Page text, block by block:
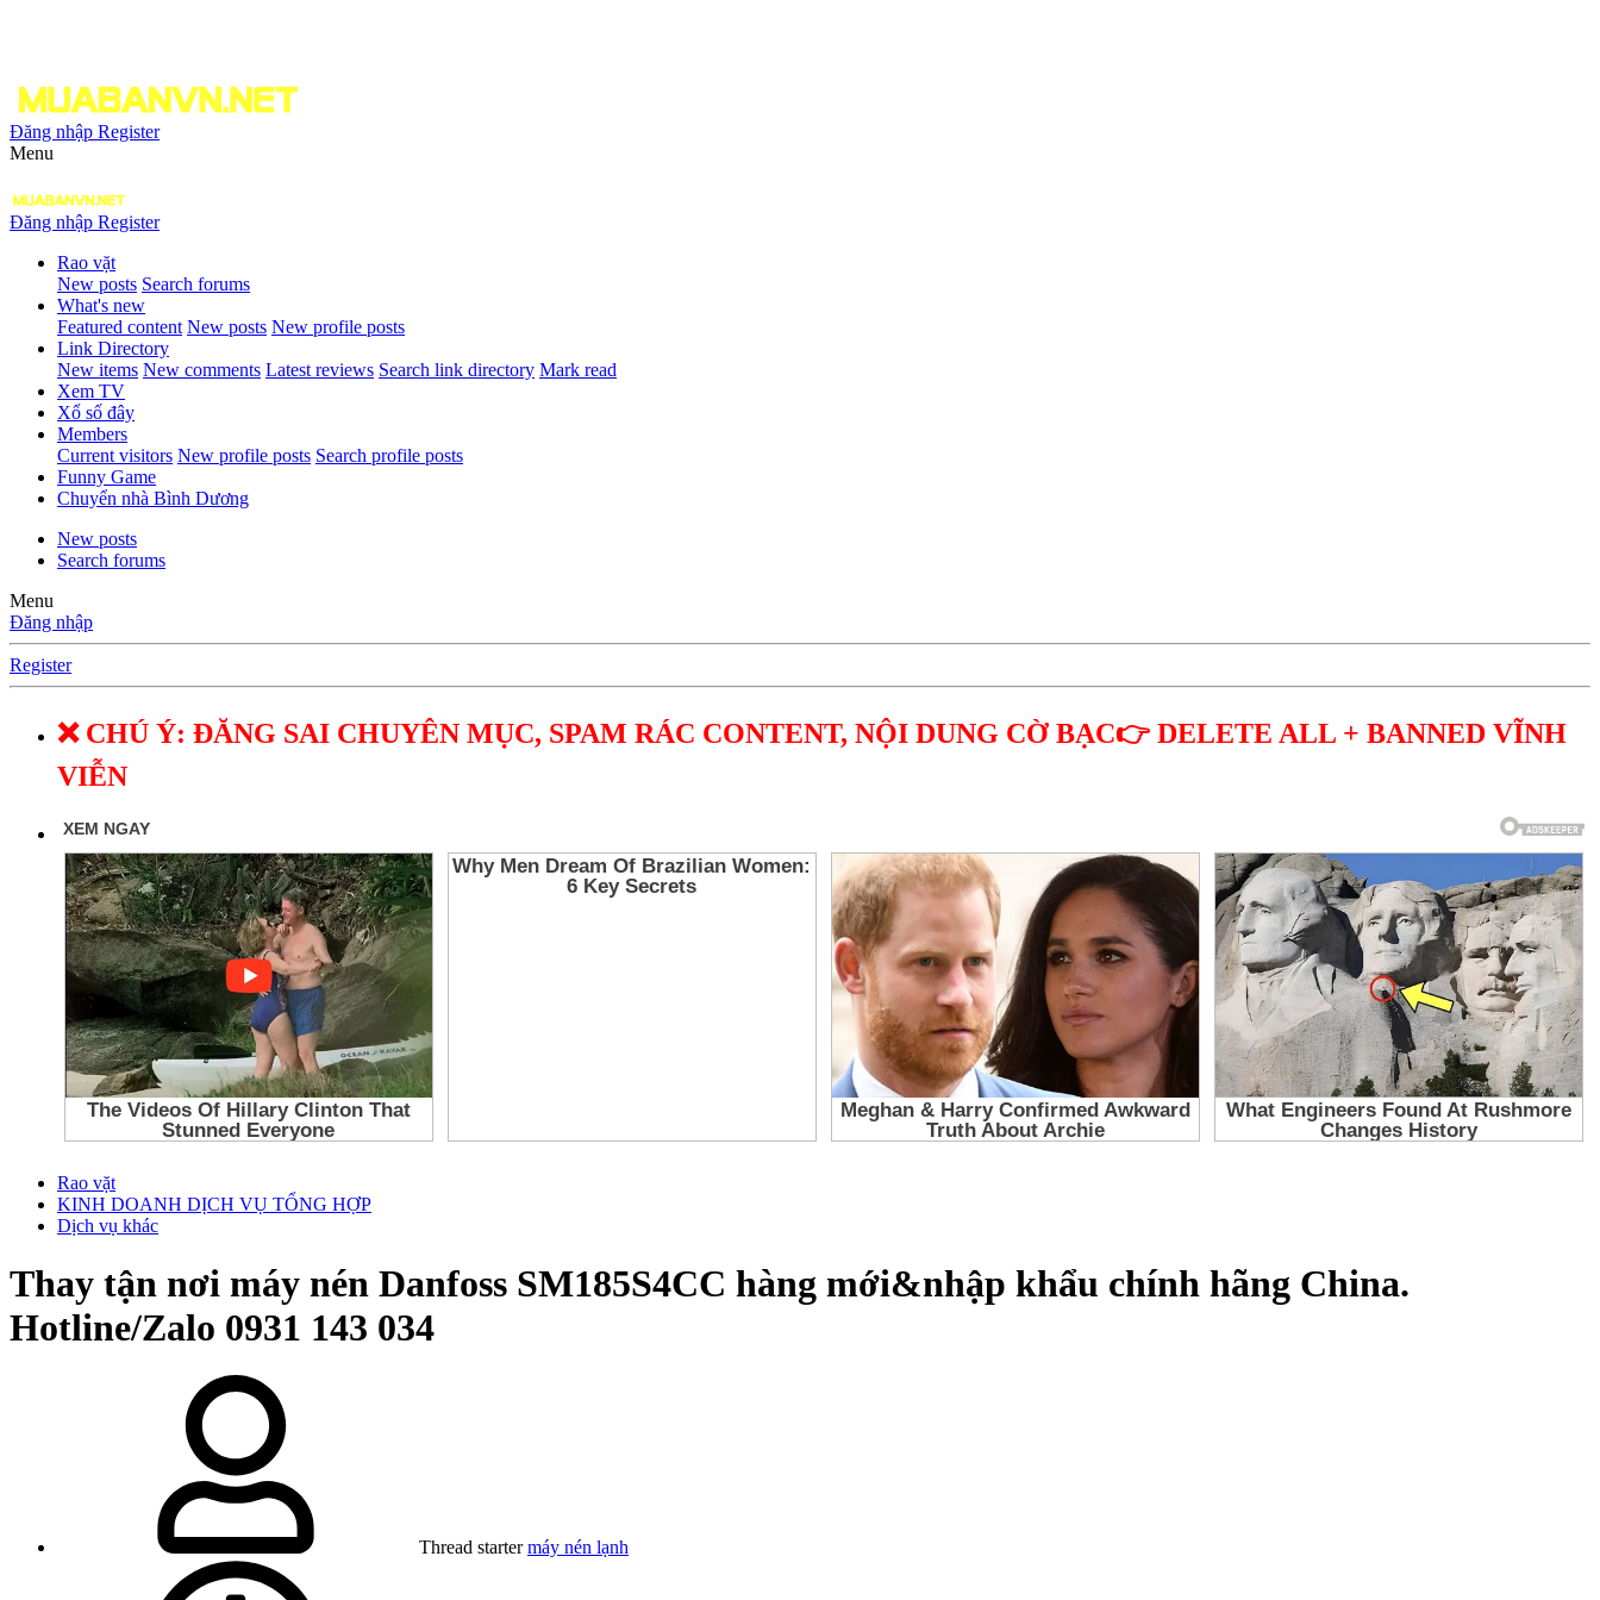
Đăng nhập Register
Menu
Đăng nhập Register
Rao vặt
New posts Search forums
What's new
Featured content New posts New profile posts
Link Directory
New items New comments Latest reviews Search link directory Mark read
Xem TV
Xổ số đây
Members
Current visitors New profile posts Search profile posts
Funny Game
Chuyển nhà Bình Dương
New posts
Search forums
Menu
Đăng nhập
Register
❌ CHÚ Ý: ĐĂNG SAI CHUYÊN MỤC, SPAM RÁC CONTENT, NỘI DUNG CỜ BẠC👉 DELETE ALL + BANNED VĨNH
VIỄN
Rao vặt
KINH DOANH DỊCH VỤ TỔNG HỢP
Dịch vụ khác
Thay tận nơi máy nén Danfoss SM185S4CC hàng mới&nhập khẩu chính hãng China.
Hotline/Zalo 0931 143 034
Thread starter máy nén lạnh